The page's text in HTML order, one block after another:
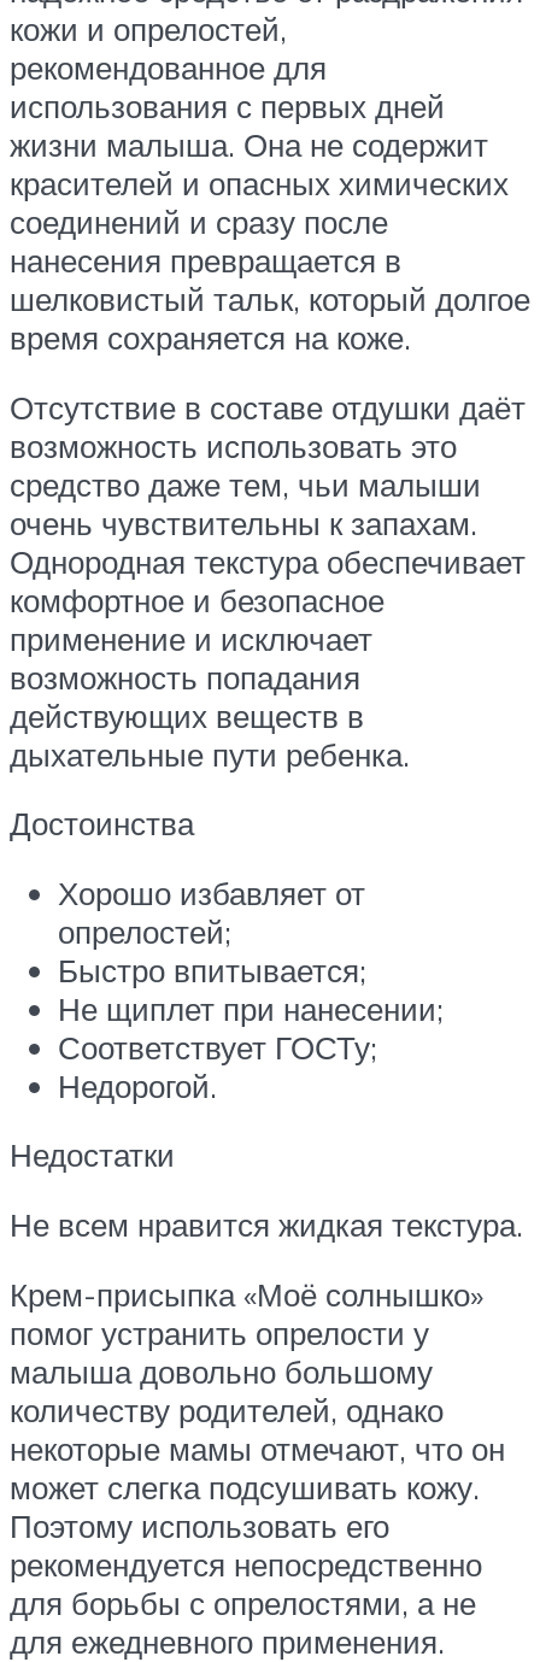
кожи и опрелостей,
рекомендованное для
использования с первых дней
жизни малыша. Она не содержит
красителей и опасных химических
соединений и сразу после
нанесения превращается в
шелковистый тальк, который долгое
время сохраняется на коже.
Отсутствие в составе отдушки даёт
возможность использовать это
средство даже тем, чьи малыши
очень чувствительны к запахам.
Однородная текстура обеспечивает
комфортное и безопасное
применение и исключает
возможность попадания
действующих веществ в
дыхательные пути ребенка.
Достоинства
Хорошо избавляет от
опрелостей;
Быстро впитывается;
Не щиплет при нанесении;
Соответствует ГОСТу;
Недорогой.
Недостатки
Не всем нравится жидкая текстура.
Крем-присыпка «Моё солнышко»
помог устранить опрелости у
малыша довольно большому
количеству родителей, однако
некоторые мамы отмечают, что он
может слегка подсушивать кожу.
Поэтому использовать его
рекомендуется непосредственно
для борьбы с опрелостями, а не
для ежедневного применения.